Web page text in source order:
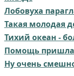
Лобовуха
Такая молодая
Тихий океан -
Помощь пришла
Ну очень